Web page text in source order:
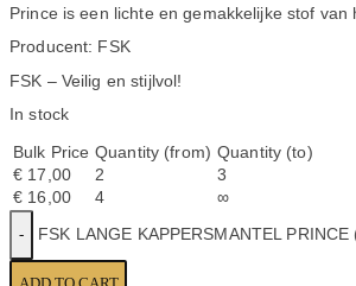
Prince is een lichte en gemakkelijke stof
Producent: FSK
FSK – Veilig en stijlvol!
In stock
Bulk Price Quantity (from) Quantity (to)
€ 17,00 2
3
€ 16,00 4 ∞
FSK LANGE KAPPERSMANTEL